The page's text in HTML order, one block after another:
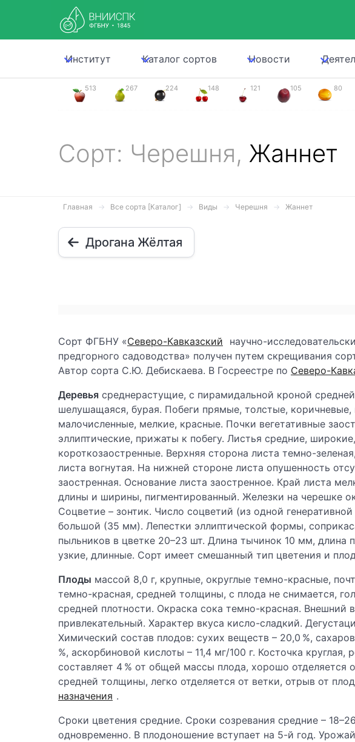
Институт Каталог сортов Новости
513 267 224 148 121 105 80
Сорт: Черешня, Жаннет
Главная Все сорта [Каталог] Виды Черешня Жаннет
Дрогана Жёлтая
Сорт ФГБНУ «Северо-Кавказский
научно-
предгорного садоводства» получен путем скрещивания
Автор сорта С.Ю. Дебискаева. В Госреестре по Северо-
Деревья среднерастущие, с пирамидальной кроной
шелушащаяся, бурая. Побеги прямые, толстые, коричневые,
малочисленные, мелкие, красные. Почки вегетативные
эллиптические, прижаты к побегу. Листья средние,
короткозаостренные. Верхняя сторона листа темно-
листа вогнутая. На нижней стороне листа опушенность
заостренная. Основание листа заостренное. Край листа
длины и ширины, пигментированный. Железки на черешке
Соцветие – зонтик. Число соцветий (из одной
большой (35 мм). Лепестки эллиптической формы,
пыльников в цветке 20–23 шт. Длина тычинок 10 мм, длина
узкие, длинные. Сорт имеет смешанный тип цветения и
Плоды массой 8,0 г, крупные, округлые темно-красные,
темно-красная, средней толщины, с плода не снимается,
средней плотности. Окраска сока темно-красная. Внешний
привлекательный. Характер вкуса кисло-сладкий.
Химический состав плодов: сухих веществ – 20,0 %,
%, аскорбиновой кислоты – 11,4 мг/100 г. Косточка круглая,
составляет 4 % от общей массы плода, хорошо отделяется
средней толщины, легко отделяется от ветки, отрыв от
назначения .
Сроки цветения средние. Сроки созревания средние –
одновременно. В плодоношение вступает на 5-й год.